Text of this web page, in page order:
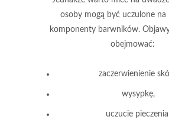
osoby mogą być uczulone na
komponenty barwników.
obejmować:
zaczerwienienie
wysypkę,
uczucie